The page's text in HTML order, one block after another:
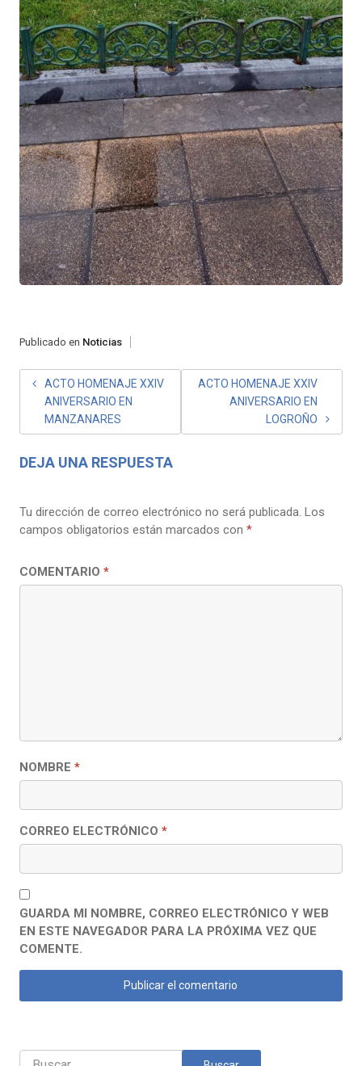
Publicado en Noticias
NAVEGACIÓN
ENTRADAS
ACTO HOMENAJE XXIV
ANIVERSARIO EN
MANZANARES
ACTO HOMENAJE XXIV
ANIVERSARIO EN
LOGROÑO
DEJA UNA RESPUESTA
Tu dirección de correo electrónico no será publicada. Los
campos obligatorios están marcados con *
COMENTARIO *
NOMBRE *
CORREO ELECTRÓNICO *
GUARDA MI NOMBRE, CORREO ELECTRÓNICO Y WEB
EN ESTE NAVEGADOR PARA LA PRÓXIMA VEZ QUE
COMENTE.
Buscar: